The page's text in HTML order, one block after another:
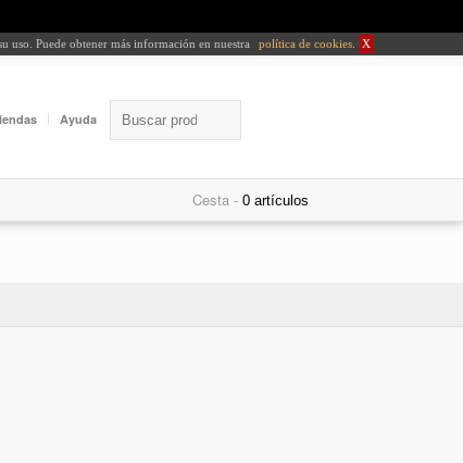
uso. Puede obtener más información en nuestra política de cookies X
Ayuda
Cesta -